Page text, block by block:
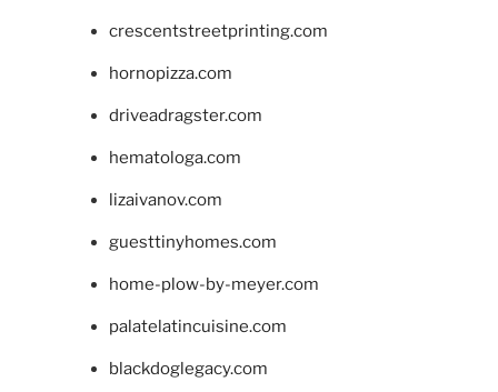
crescentstreetprinting.com
hornopizza.com
driveadragster.com
hematologa.com
lizaivanov.com
guesttinyhomes.com
home-plow-by-meyer.com
palatelatincuisine.com
blackdoglegacy.com